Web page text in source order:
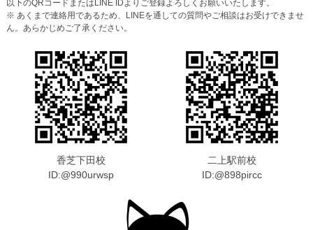
以下のQRコードまたはLINE IDよりご登録よろしくお願いいたします。
※ あくまで連絡用であるため、LINEを通しての質問やご相談はお受けできませ
ん。あらかじめご了承ください。
香芝下田校
ID:@990urwsp
二上駅前校
ID:@898pircc